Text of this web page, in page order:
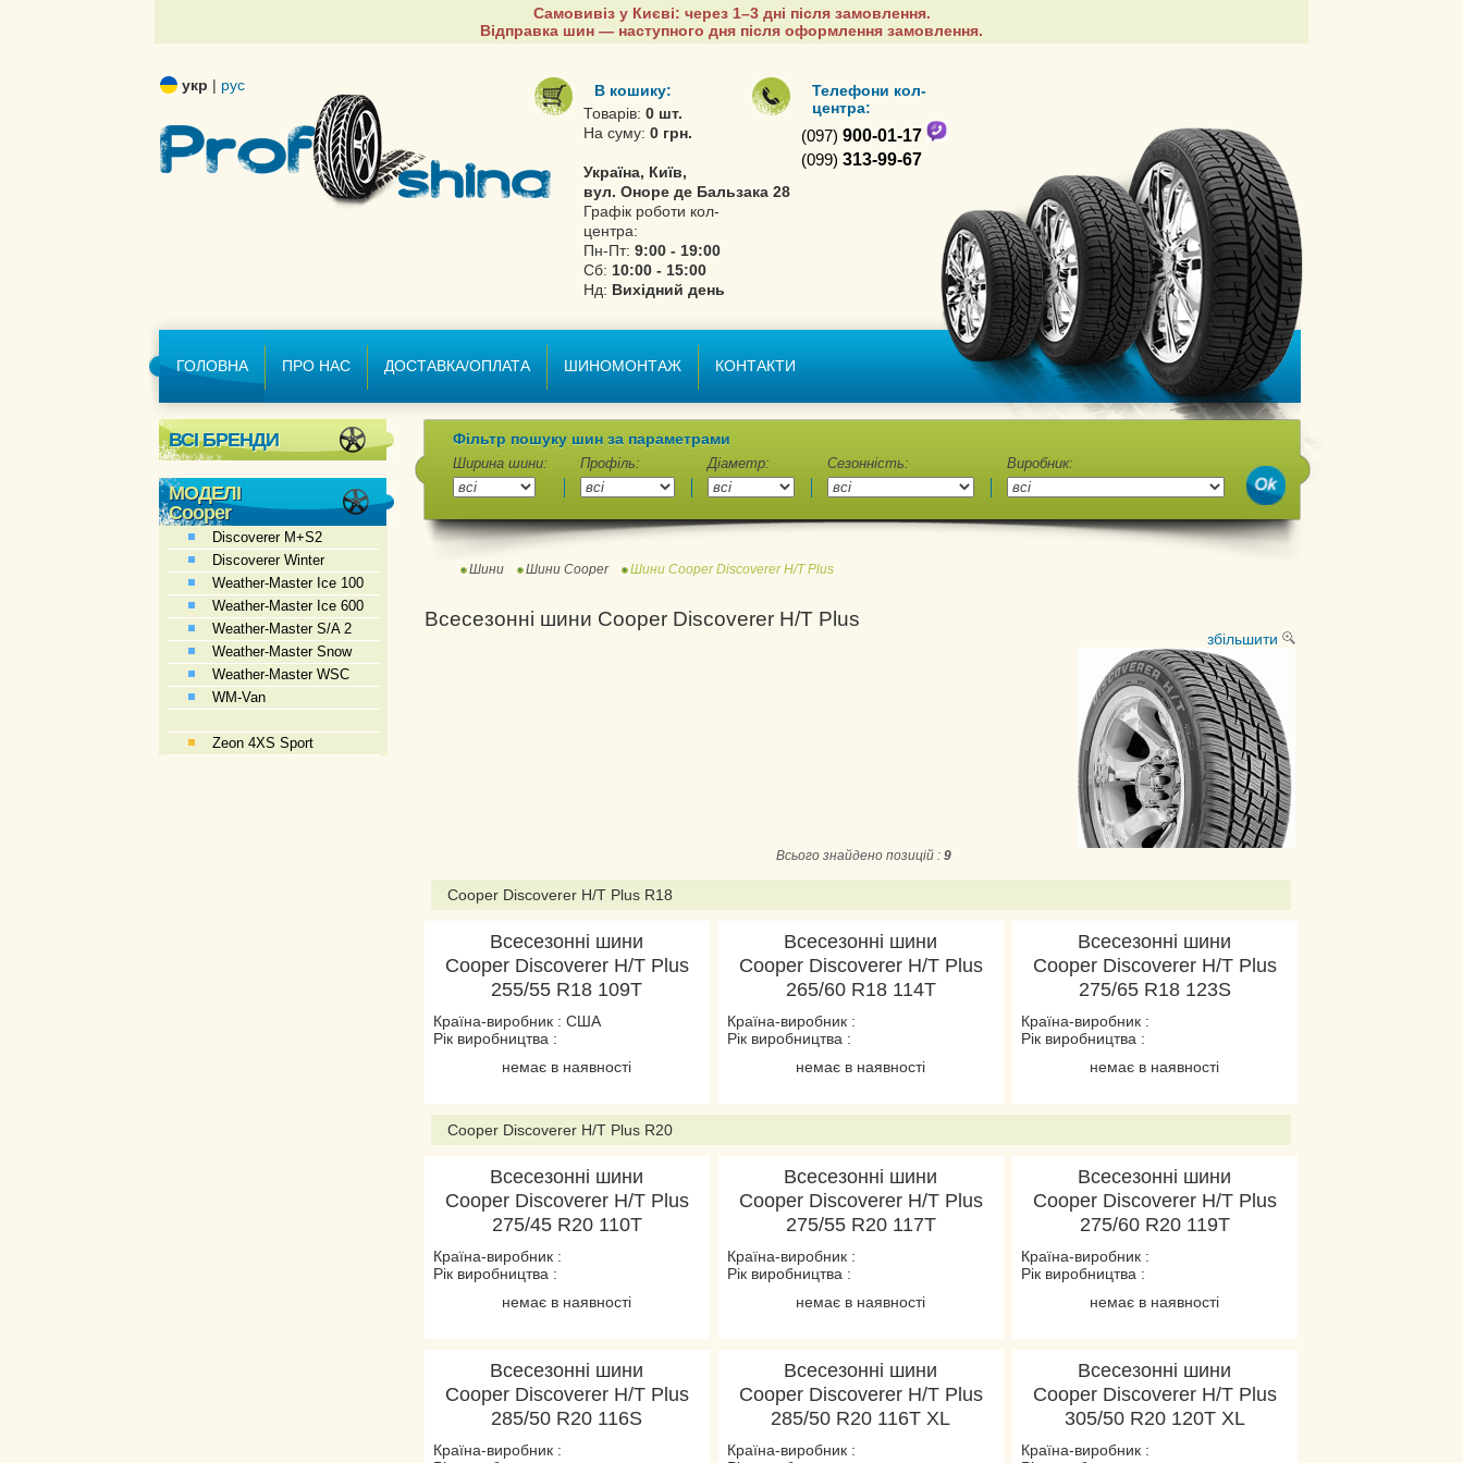
Самовивіз у Києві: через 1–3 дні після замовлення.
Відправка шин — наступного дня після оформлення замовлення.
укр | рус
В кошику:
Товарів: 0 шт.
На суму: 0 грн.
Україна, Київ,
вул. Оноре де Бальзака 28
Графік роботи кол-
центра:
Пн-Пт: 9:00 - 19:00
Сб: 10:00 - 15:00
Нд: Вихідний день
Телефони кол-
центра:
(097) 900-01-17
(099) 313-99-67
ГОЛОВНА ПРО НАС ДОСТАВКА/ОПЛАТА ШИНОМОНТАЖ КОНТАКТИ
ВСІ БРЕНДИ
МОДЕЛІ
Cooper
Discoverer M+S2
Discoverer Winter
Weather-Master Ice 100
Weather-Master Ice 600
Weather-Master S/A 2
Weather-Master Snow
Weather-Master WSC
WM-Van
Zeon 4XS Sport
Фільтр пошуку шин за параметрами
Ширина шини: Профіль: Діаметр: Сезонність: Виробник:
Шини Шини Cooper Шини Cooper Discoverer H/T Plus
Всесезонні шини Cooper Discoverer H/T Plus
збільшити
Всього знайдено позицій : 9
Cooper Discoverer H/T Plus R18
Всесезонні шини
Cooper Discoverer H/T Plus
255/55 R18 109T
Країна-виробник : США
Рік виробництва :
немає в наявності
Всесезонні шини
Cooper Discoverer H/T Plus
265/60 R18 114T
Країна-виробник :
Рік виробництва :
немає в наявності
Всесезонні шини
Cooper Discoverer H/T Plus
275/65 R18 123S
Країна-виробник :
Рік виробництва :
немає в наявності
Cooper Discoverer H/T Plus R20
Всесезонні шини
Cooper Discoverer H/T Plus
275/45 R20 110T
Країна-виробник :
Рік виробництва :
немає в наявності
Всесезонні шини
Cooper Discoverer H/T Plus
275/55 R20 117T
Країна-виробник :
Рік виробництва :
немає в наявності
Всесезонні шини
Cooper Discoverer H/T Plus
275/60 R20 119T
Країна-виробник :
Рік виробництва :
немає в наявності
Всесезонні шини
Cooper Discoverer H/T Plus
285/50 R20 116S
Країна-виробник :
Всесезонні шини
Cooper Discoverer H/T Plus
285/50 R20 116T XL
Країна-виробник :
Всесезонні шини
Cooper Discoverer H/T Plus
305/50 R20 120T XL
Країна-виробник :